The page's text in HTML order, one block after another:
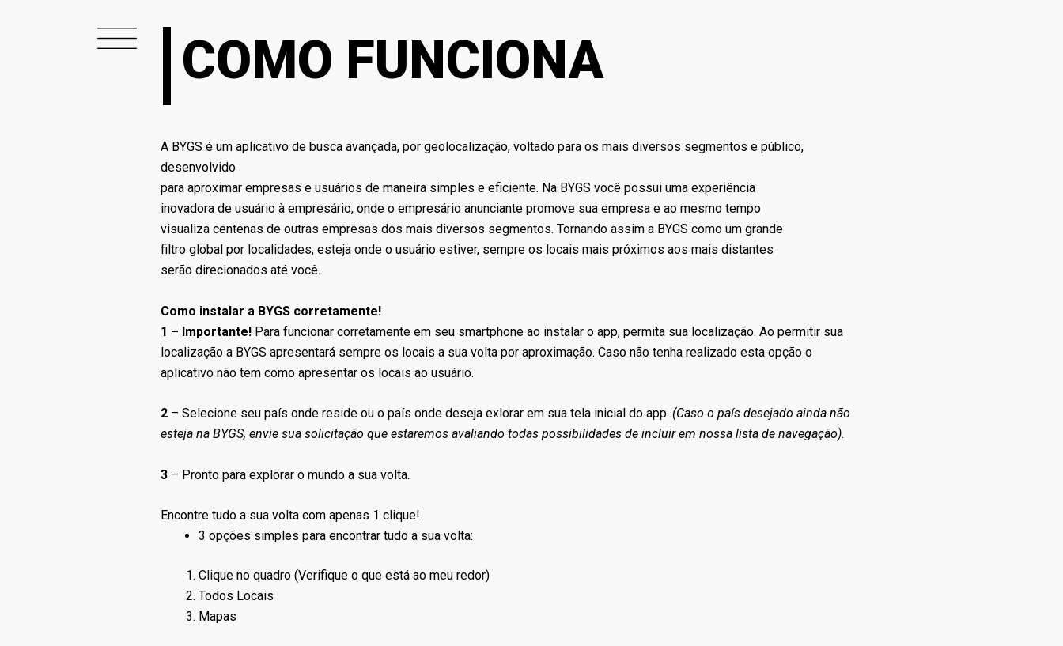
COMO FUNCIONA
A BYGS é um aplicativo de busca avançada, por geolocalização, voltado para os mais diversos segmentos e público,
desenvolvido
para aproximar empresas e usuários de maneira simples e eficiente. Na BYGS você possui uma experiência
inovadora de usuário à empresário, onde o empresário anunciante promove sua empresa e ao mesmo tempo
visualiza centenas de outras empresas dos mais diversos segmentos. Tornando assim a BYGS como um grande
filtro global por localidades, esteja onde o usuário estiver, sempre os locais mais próximos aos mais distantes
serão direcionados até você.
Como instalar a BYGS corretamente!
1 – Importante! Para funcionar corretamente em seu smartphone ao instalar o app, permita sua localização. Ao permitir sua
localização a BYGS apresentará sempre os locais a sua volta por aproximação. Caso não tenha realizado esta opção o
aplicativo não tem como apresentar os locais ao usuário.
2 – Selecione seu país onde reside ou o país onde deseja exlorar em sua tela inicial do app. (Caso o país desejado ainda não
esteja na BYGS, envie sua solicitação que estaremos avaliando todas possibilidades de incluir em nossa lista de navegação).
3 – Pronto para explorar o mundo a sua volta.
Encontre tudo a sua volta com apenas 1 clique!
3 opções simples para encontrar tudo a sua volta:
Clique no quadro (Verifique o que está ao meu redor)
Todos Locais
Mapas